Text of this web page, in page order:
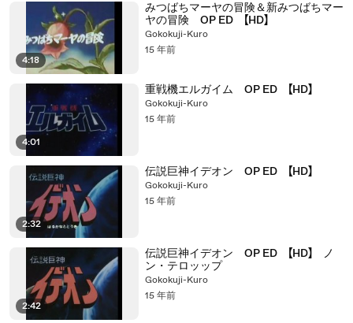
4:18
みつばちマーヤの冒険＆新みつばちマー
ヤの冒険 OP ED 【HD】
Gokokuji-Kuro
15 年前
4:01
重戦機エルガイム OP ED 【HD】
Gokokuji-Kuro
15 年前
2:32
伝説巨神イデオン OP ED 【HD】
Gokokuji-Kuro
15 年前
2:42
伝説巨神イデオン OP ED 【HD】 ノ
ン・テロッップ
Gokokuji-Kuro
15 年前